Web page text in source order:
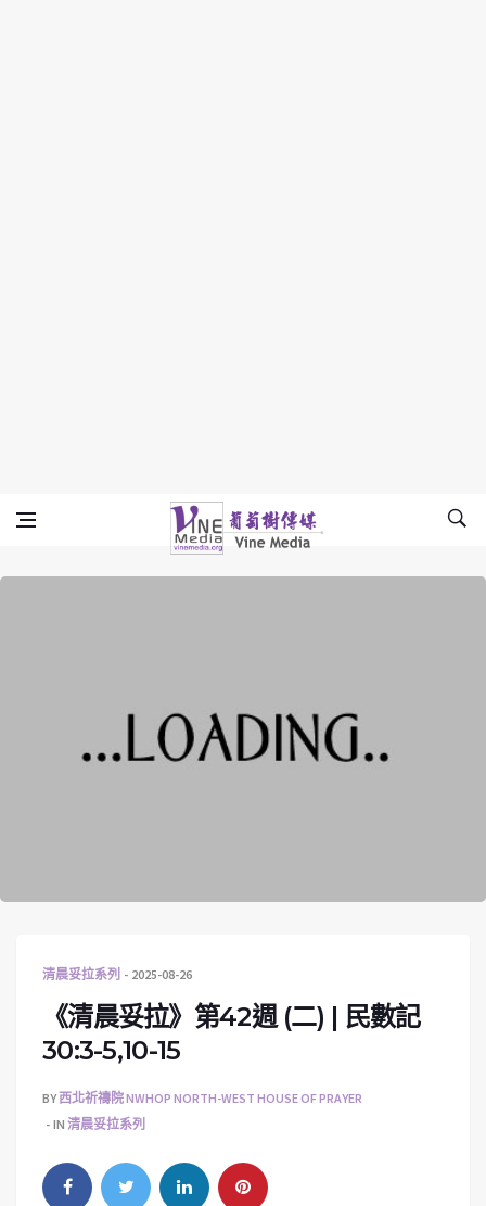
Vine Media
葡萄樹傳媒
清晨妥拉系列 2025-08-26
《清晨妥拉》第42週 (二) | 民數記
30:3-5,10-15
BY西北祈禱院 NWHOP NORTH-WEST HOUSE OF PRAYER
IN 清晨妥拉系列